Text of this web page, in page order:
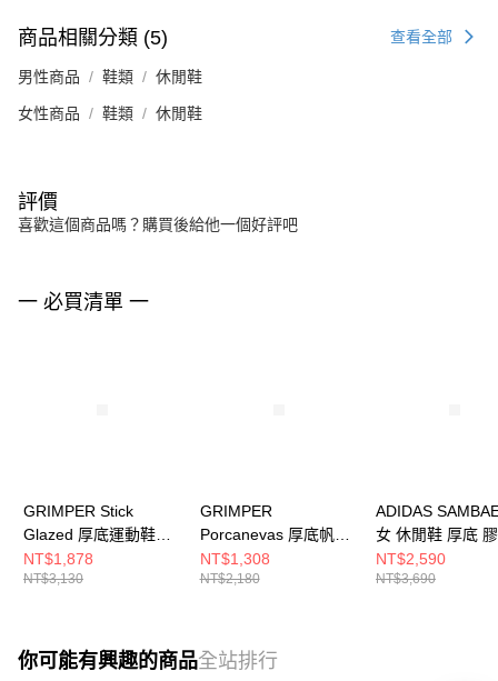
商品相關分類 (5) 查看全部
男性商品 鞋類 休閒鞋
女性商品 鞋類 休閒鞋
評價
喜歡這個商品嗎？購買後給他一個好評吧
一 必買清單 一
GRIMPER Stick
Glazed 厚底運動鞋
GRSGBG
NT$1,878
NT$3,130
GRIMPER
Porcanevas 厚底帆布
鞋 (Billlie SIYOON同
款) GRPCBK
NT$1,308
NT$2,180
ADIDAS
女 休閒鞋 厚底
JP5609
NT$2,590
NT$3,690
你可能有興趣的商品全站排行